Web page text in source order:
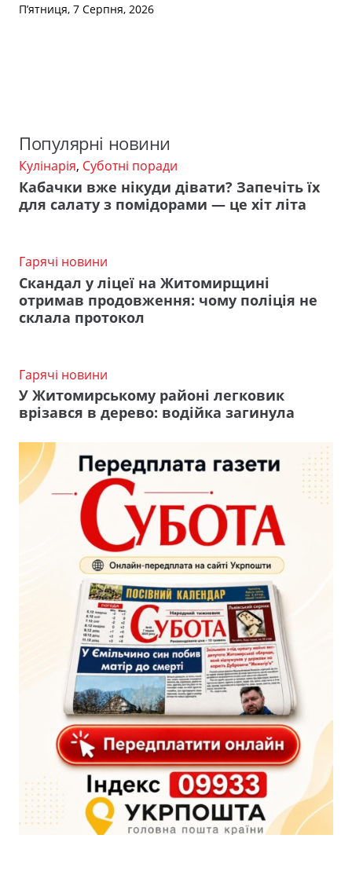
П’ятниця, 7 Серпня, 2026
Популярні новини
Кулінарія, Суботні поради
Кабачки вже нікуди дівати? Запечіть їх
для салату з помідорами — це хіт літа
Гарячі новини
Скандал у ліцеї на Житомирщині
отримав продовження: чому поліція не
склала протокол
Гарячі новини
У Житомирському районі легковик
врізався в дерево: водійка загинула